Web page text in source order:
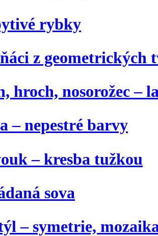
rybky
z geometrických
hroch, nosorožec –
– nepestré barvy
– kresba tužkou
sova
– symetrie,